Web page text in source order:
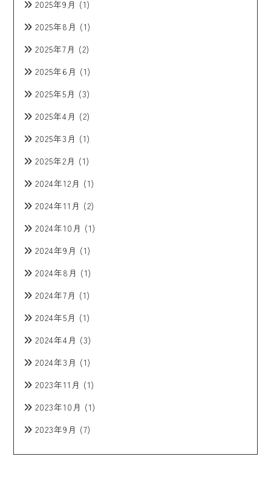
2025年9月 (1)
2025年8月 (1)
2025年7月 (2)
2025年6月 (1)
2025年5月 (3)
2025年4月 (2)
2025年3月 (1)
2025年2月 (1)
2024年12月 (1)
2024年11月 (2)
2024年10月 (1)
2024年9月 (1)
2024年8月 (1)
2024年7月 (1)
2024年5月 (1)
2024年4月 (3)
2024年3月 (1)
2023年11月 (1)
2023年10月 (1)
2023年9月 (7)